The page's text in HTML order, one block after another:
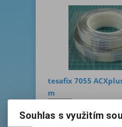
tesafix 7055
m
s DPH:668 Kč
Souhlas s využitím